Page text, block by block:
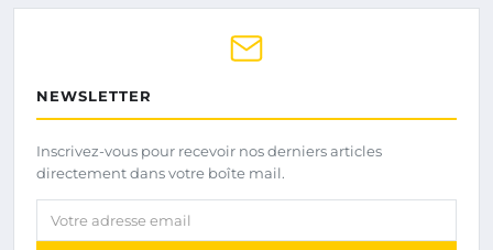
NEWSLETTER
Inscrivez-vous pour recevoir nos derniers articles
directement dans votre boîte mail.
Votre adresse email